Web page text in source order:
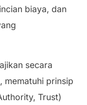
biaya, dan
secara
mematuhi prinsip
Trust)